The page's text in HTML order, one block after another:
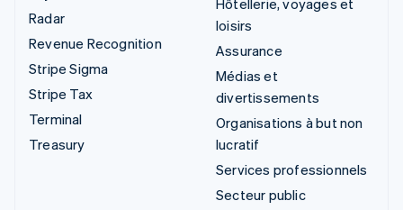
Radar
Revenue Recognition
Stripe Sigma
Stripe Tax
Terminal
Treasury
Hôtellerie, voyages et
loisirs
Assurance
Médias et
divertissements
Organisations à but non
lucratif
Services professionnels
Secteur public